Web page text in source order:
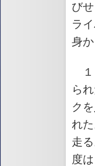
び
ラ
身
１
ら
ク
れ
走
度